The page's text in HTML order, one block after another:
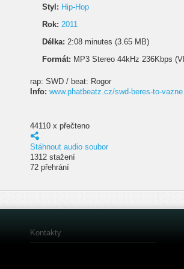
Styl: Hip-Hop
Rok: 2011
Délka: 2:08 minutes (3.65 MB)
Formát: MP3 Stereo 44kHz 236Kbps
rap: SWD / beat: Rogor
Info: www.phatbeatz.cz/swd-beres-to-vazne
44110 x přečteno
Stáhnout audio soubor
1312 stažení
72 přehrání
Kontakty